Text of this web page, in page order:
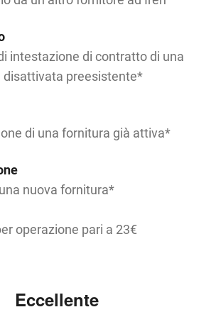
intestazione di contratto di una
disattivata preesistente*
di una fornitura già attiva*
nuova fornitura*
operazione pari a 23€
Eccellente